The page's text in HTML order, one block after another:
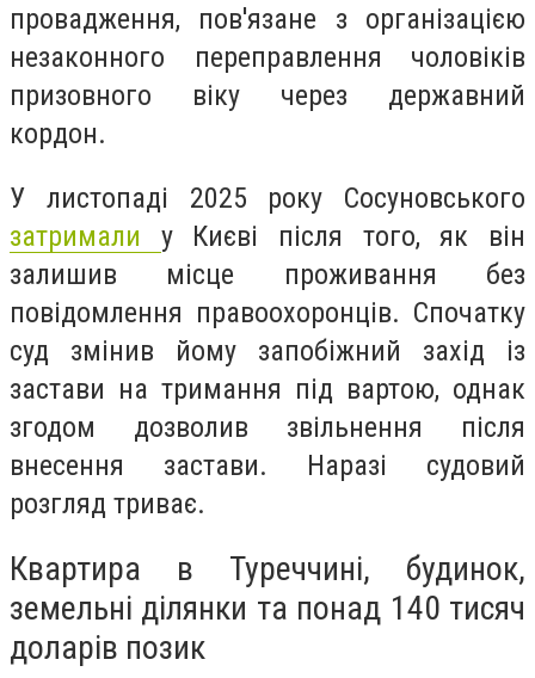
провадження, пов'язане з організацією
незаконного переправлення чоловіків
призовного віку через державний
кордон.
У листопаді 2025 року Сосуновського
затримали у Києві після того, як він
залишив місце проживання без
повідомлення правоохоронців. Спочатку
суд змінив йому запобіжний захід із
застави на тримання під вартою, однак
згодом дозволив звільнення після
внесення застави. Наразі судовий
розгляд триває.
Квартира в Туреччині, будинок,
земельні ділянки та понад 140 тисяч
доларів позик